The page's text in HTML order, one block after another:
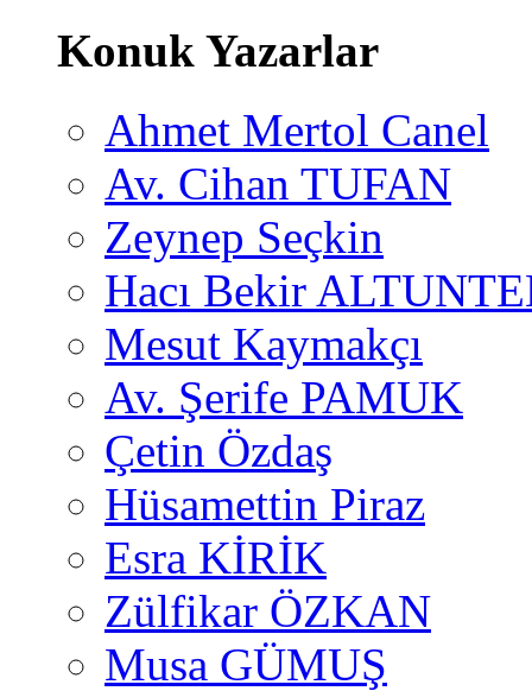
Konuk Yazarlar
Ahmet Mertol Canel
Av. Cihan TUFAN
Zeynep Seçkin
Hacı Bekir
Mesut Kaymakçı
Av. Şerife PAMUK
Çetin Özdaş
Hüsamettin Piraz
Esra KİRİK
Zülfikar ÖZKAN
Musa GÜMUŞ